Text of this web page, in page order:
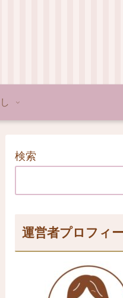
検索
運営者プロフィ